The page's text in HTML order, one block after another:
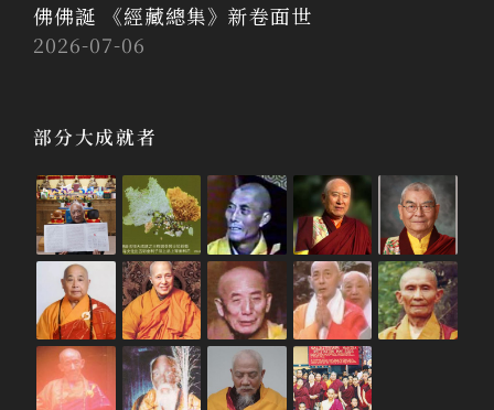
佛佛誕 《經藏總集》新卷面世
2026-07-06
部分大成就者